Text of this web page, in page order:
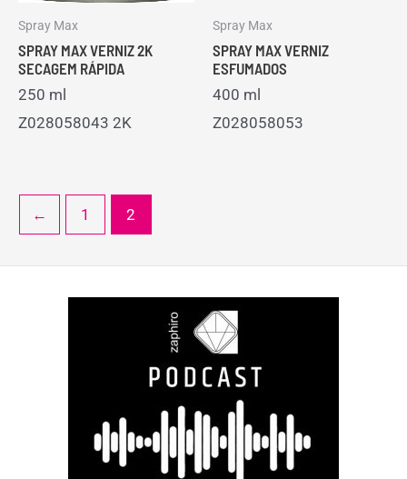
Spray Max
SPRAY MAX VERNIZ 2K
SECAGEM RÁPIDA
250 ml
Z028058043 2K
Spray Max
SPRAY MAX VERNIZ
ESFUMADOS
400 ml
Z028058053
← 1 2